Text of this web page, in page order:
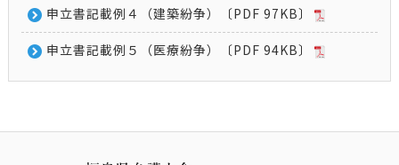
申立書記載例４（建築紛争）〔PDF 97KB〕
申立書記載例５（医療紛争）〔PDF 94KB〕